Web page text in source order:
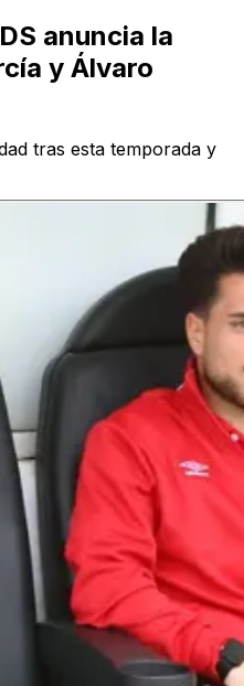
anuncia la
y Álvaro
tras esta temporada y